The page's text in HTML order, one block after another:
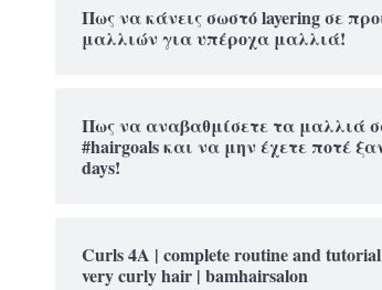
Πως να κάνεις σωστό layering σε
μαλλιών για υπέροχα μαλλιά!
Πως να αναβαθμίσετε τα μαλλιά
#hairgoals και να μην έχετε ποτέ
days!
Curls 4A | complete routine and
very curly hair | bamhairsalon